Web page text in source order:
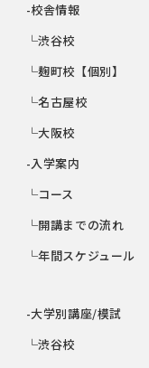
-校舎情報
└渋谷校
└麹町校【個別】
└名古屋校
└大阪校
-入学案内
└コース
└開講までの流れ
└年間スケジュール
-大学別講座/模試
└渋谷校